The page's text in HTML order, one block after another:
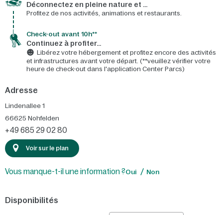
Déconnectez en pleine nature et …
Profitez de nos activités, animations et restaurants.
Check-out avant 10h**
Continuez à profiter…
Libérez votre hébergement et profitez encore des activités
et infrastructures avant votre départ. (**veuillez vérifier votre
heure de check-out dans l'application Center Parcs)
Adresse
Lindenallee 1
66625 Nohfelden
+49 685 29 02 80
Voir sur le plan
Vous manque-t-il une information ?Oui Non
Disponibilités